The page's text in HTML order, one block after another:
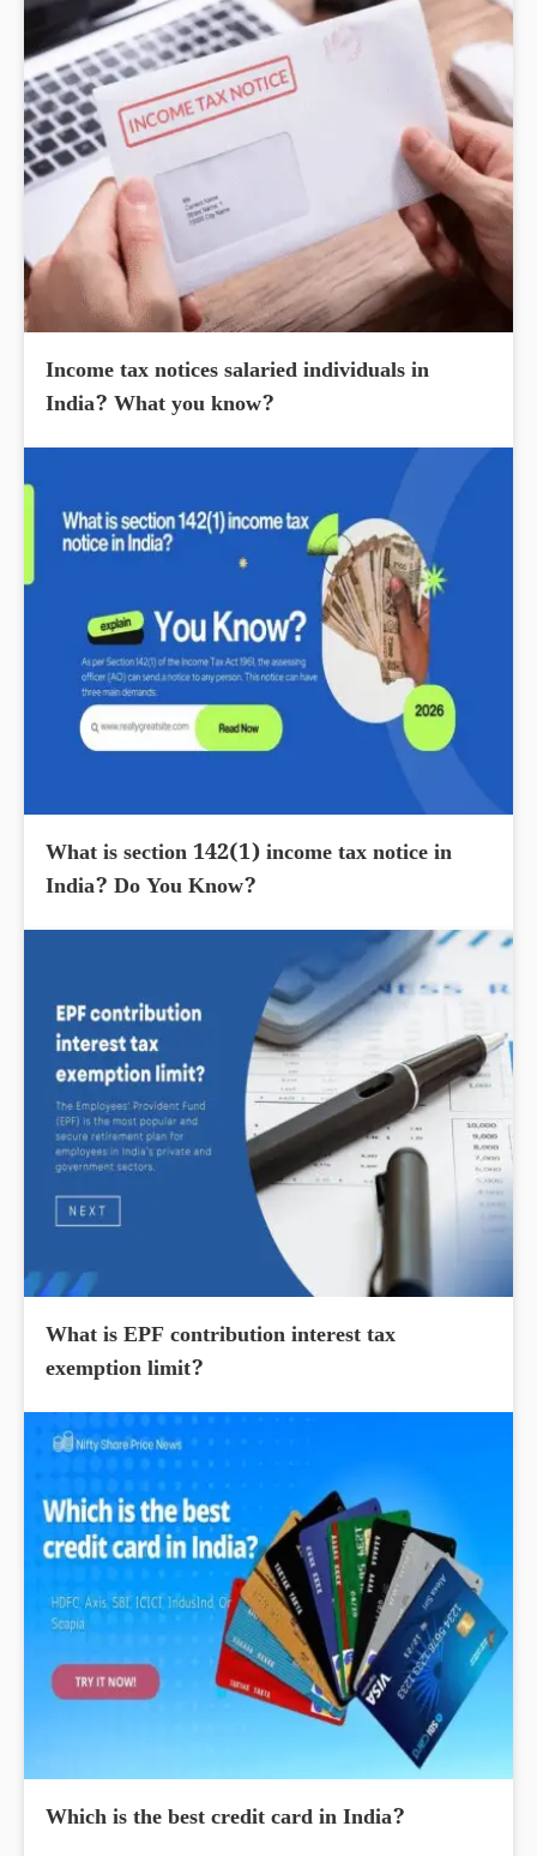
Income tax notices salaried individuals in
India? What you know?
What is section 142(1) income tax notice in
India? Do You Know?
What is EPF contribution interest tax
exemption limit?
Which is the best credit card in India?